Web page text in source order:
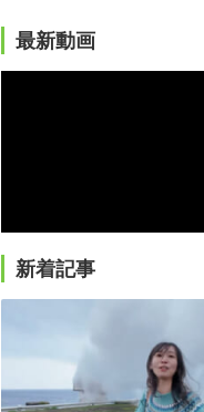
最新動画
新着記事